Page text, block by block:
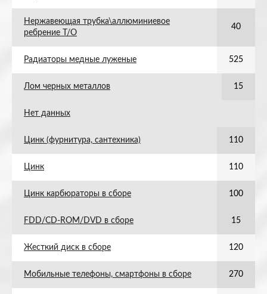
Нержавеющая трубка\аллюминиевое
ребрение Т/О
40
Радиаторы медные луженые 525
Лом черных металлов 15
Нет данных
Цинк (фурнитура, сантехника) 110
Цинк 110
Цинк карбюраторы в сборе 100
FDD/CD-ROM/DVD в сборе 15
Жесткий диск в сборе 120
Мобильные телефоны, смартфоны в сборе 270